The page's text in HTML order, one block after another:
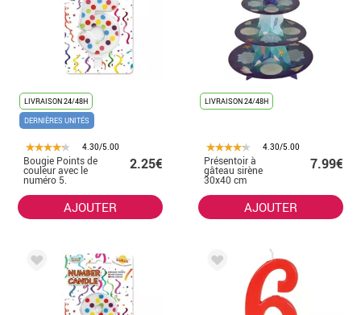
LIVRAISON 24/48H
DERNIÈRES UNITÉS
4.30/5.00
Bougie Points de
couleur avec le
numéro 5.
2.25€
AJOUTER
LIVRAISON 24/48H
4.30/5.00
Présentoir à
gâteau sirène
30x40 cm
7.99€
AJOUTER